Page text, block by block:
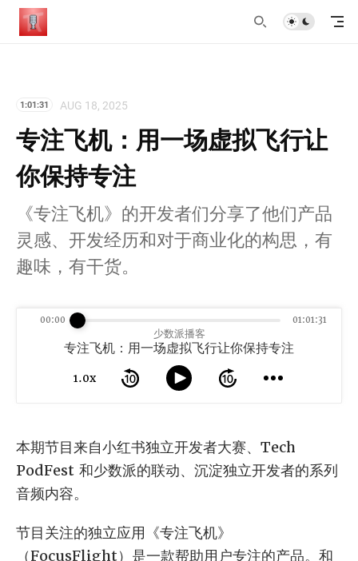
1:01:31 AUG 18, 2025
专注飞机：用一场虚拟飞行让
你保持专注
《专注飞机》的开发者们分享了他们产品
灵感、开发经历和对于商业化的构思，有
趣味，有干货。
少数派播客
专注飞机：用一场虚拟飞行让你保持专注
1.0x
00:00 01:01:31
本期节目来自小红书独立开发者大赛、Tech
PodFest 和少数派的联动、沉淀独立开发者的系列
音频内容。
节目关注的独立应用《专注飞机》
（FocusFlight）是一款帮助用户专注的产品。和